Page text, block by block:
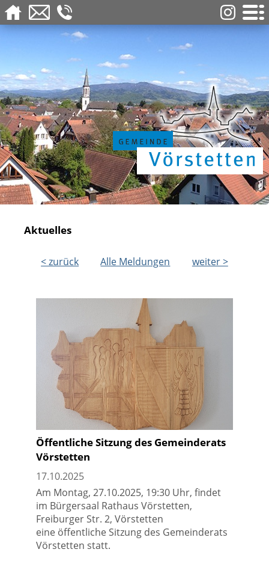
Aktuelles
< zurück Alle Meldungen weiter >
Öffentliche Sitzung des Gemeinderats
Vörstetten
17.10.2025
Am Montag, 27.10.2025, 19:30 Uhr, findet
im Bürgersaal Rathaus Vörstetten,
Freiburger Str. 2, Vörstetten
eine öffentliche Sitzung des Gemeinderats
Vörstetten statt.